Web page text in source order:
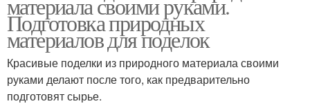
материала своими руками.
Подготовка природных
материалов для поделок
Красивые поделки из природного материала своими
руками делают после того, как предварительно
подготовят сырье.